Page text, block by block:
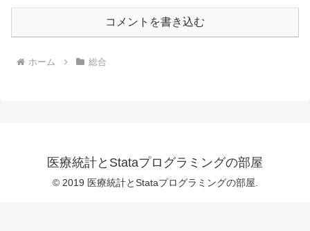
コメントを書き込む
ホーム 総合
医療統計とStataプログラミングの部屋
© 2019 医療統計とStataプログラミングの部屋.